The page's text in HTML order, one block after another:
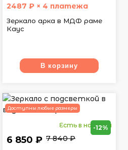
2487 ₽ × 4 платежа
Зеркало арка в МДФ раме
Каус
В корзину
Доступны любые размеры
Есть в наличии
6 850 ₽ 7 840 ₽
-12%